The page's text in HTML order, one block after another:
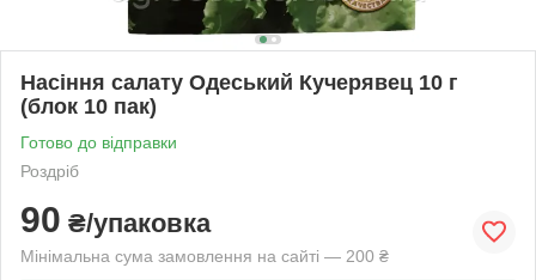
Насіння салату Одеський Кучерявец 10 г
(блок 10 пак)
Готово до відправки
Роздріб
90 ₴/упаковка
Мінімальна сума замовлення на сайті — 200 ₴